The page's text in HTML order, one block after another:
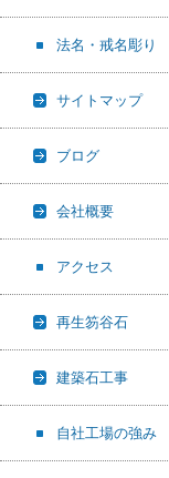
法名・戒名彫り
サイトマップ
ブログ
会社概要
アクセス
再生笏谷石
建築石工事
自社工場の強み